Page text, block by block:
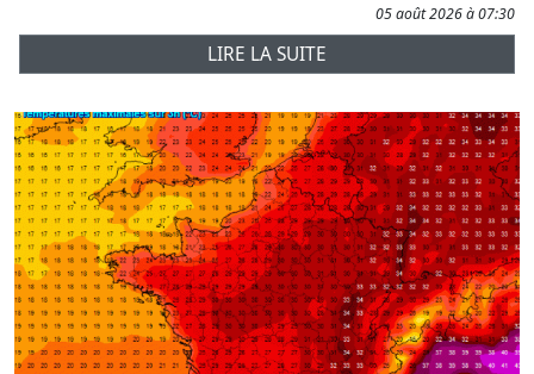
05 août 2026 à 07:30
LIRE LA SUITE